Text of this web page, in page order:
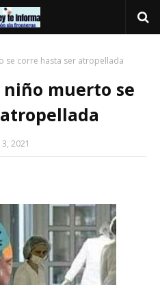
se corre hasta ser atropellada
muerto se
2021